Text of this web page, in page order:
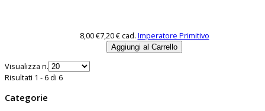
8,00 €7,20 €cad. Imperatore Primitivo
Visualizza n.
Risultati 1 - 6 di 6
Categorie